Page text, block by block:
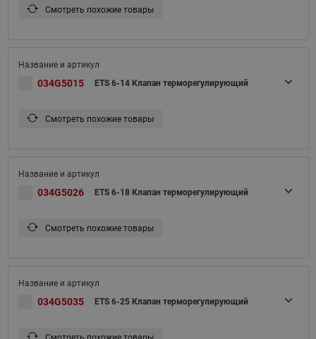
Смотреть похожие товары
034G5015 ETS 6-14 Клапан терморегулирующий
Смотреть похожие товары
034G5026 ETS 6-18 Клапан терморегулирующий
Смотреть похожие товары
034G5035 ETS 6-25 Клапан терморегулирующий